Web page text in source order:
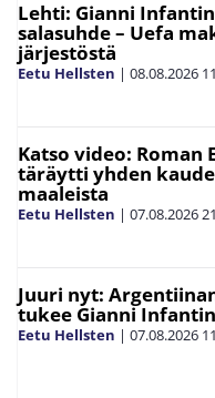
Lehti: Gianni
salasuhde – Uefa
järjestöstä
Eetu Hellsten | 08.08.2026
Katso video: Roman
täräytti yhden
maaleista
Eetu Hellsten | 07.08.2026
Juuri nyt:
tukee Gianni
Eetu Hellsten | 07.08.2026